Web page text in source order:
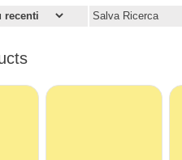
Salva Ricerca